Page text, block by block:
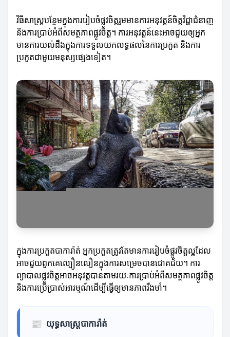
វិធីសាស្ត្របន្ថែមក្នុងការរៀបចំផ្លូវចិត្តរួមមានការអនុវត្តន៍ចិត្តវិជ្ជាជំនាញ
និងការប្រាប់អំពីសមត្ថភាពផ្លូវចិត្ត។ ការអនុវត្តន៍នេះអាចជួយឲ្យអ្នក
មានការយល់ដឹងក្នុងការទទួលយកលទ្ធផលនៃការប្រកួត និងការ
ប្រកួតជាមួយមនុស្សផ្សេងទៀត។
ក្នុងការប្រកួតបាការ៉ាត់ អ្នកប្រកួតត្រូវតែមានការរៀបចំផ្លូវចិត្តល្អដែល
អាចជួយពួកគេល្បឿនលឿនក្នុងការសម្រេចបានជោគជ័យ។ ការ
ព្យាបាលផ្លូវចិត្តអាចអនុវត្តបានតាមរយៈការប្រាប់អំពីសមត្ថភាពផ្លូវចិត្ត
និងការប្រើប្រាស់អារម្មណ៍ដើម្បីធ្វើឲ្យមានភាពរឹងមាំ។
📰 យុទ្ធសាស្ត្របាការ៉ាត់